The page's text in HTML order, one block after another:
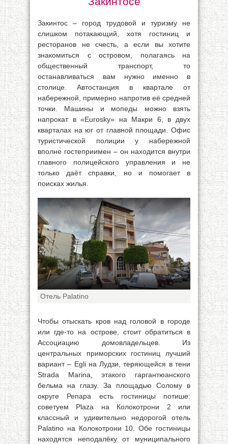
Закинтос – город трудовой и туризму не
слишком потакающий, хотя гостиниц и
ресторанов не счесть, а если вы хотите
знакомиться с островом, полагаясь на
общественный транспорт, то
останавливаться вам нужно именно в
столице. Автостанция в квартале от
набережной, примерно напротив её средней
точки. Машины и мопеды можно взять
напрокат в «Eurosky» на Макри 6, в двух
кварталах на юг от главной площади. Офис
туристической полиции у набережной
вполне гостеприимен – он находится внутри
главного полицейского управления и не
только даёт справки, но и помогает в
поисках жилья.
Отель Palatino
Чтобы отыскать кров над головой в городе
или где-то на острове, стоит обратиться в
Ассоциацию домовладельцев. Из
центральных приморских гостиниц лучший
вариант – Egli на Лудзи, теряющейся в тени
Strada Marina, этакого гаргантюанского
бельма на глазу. За площадью Солому в
округе Репара есть гостиницы потише:
советуем Plaza на Колокотрони 2 или
классный и удивительно недорогой отель
Palatino на Колокотрони 10. Обе гостиницы
находятся неподалёку от муниципального